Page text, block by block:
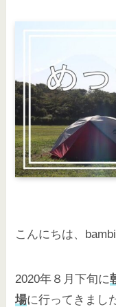
こんにちは、
2020年８月下旬に
場に行ってきまし